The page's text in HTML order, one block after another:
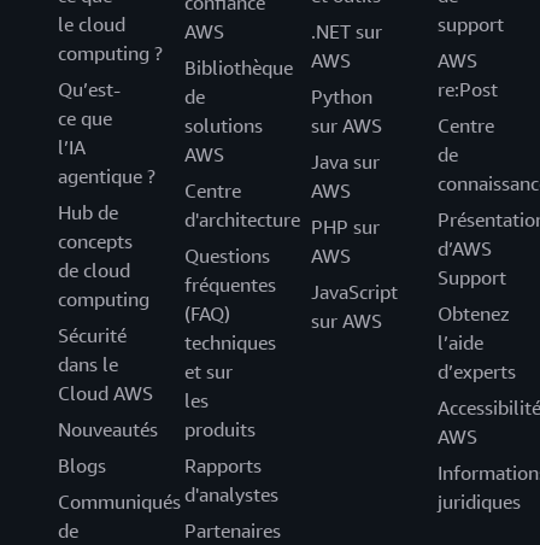
le cloud
computing ?
Qu’est-
ce que
l’IA
agentique ?
Hub de
concepts
de cloud
computing
Sécurité
dans le
Cloud AWS
Nouveautés
Blogs
Communiqués
de
AWS
Bibliothèque
de
solutions
AWS
Centre
d'architecture
Questions
fréquentes
(FAQ)
techniques
et sur
les
produits
Rapports
d'analystes
Partenaires
.NET sur
AWS
Python
sur AWS
Java sur
AWS
PHP sur
AWS
JavaScript
sur AWS
support
AWS
re:Post
Centre
de
d’AWS
Support
Obtenez
l’aide
d’experts
Accessibilité
AWS
juridiques